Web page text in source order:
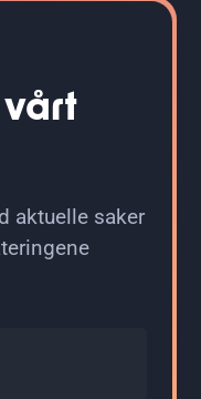
aktuelle saker